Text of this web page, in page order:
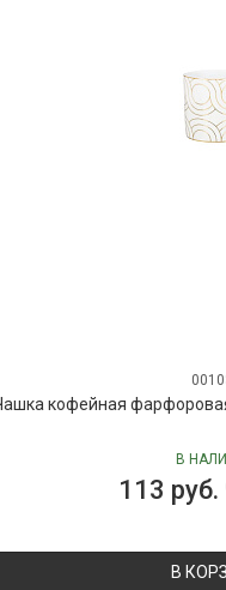
кофейная
В
113
В